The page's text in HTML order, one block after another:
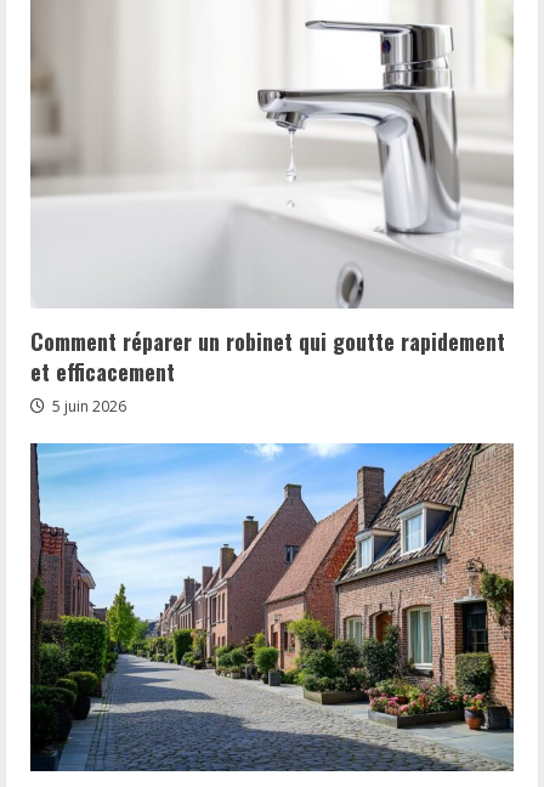
Comment réparer un robinet qui goutte rapidement
et efficacement
5 juin 2026